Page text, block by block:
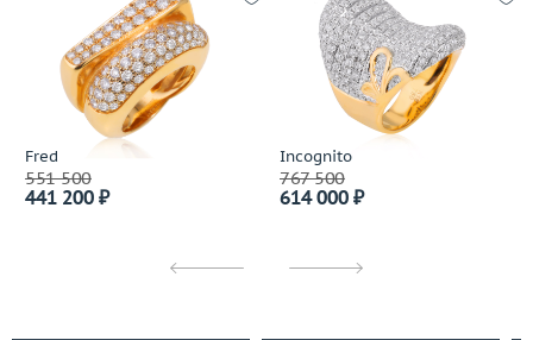
Fred
551 500
441 200 ₽
Incognito
767 500
614 000 ₽